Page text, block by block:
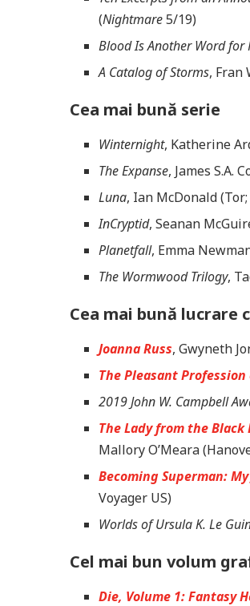
(Nightmare5/19)
Blood Is Another Word for
A Catalog of Storms, Fran
Cea mai bună serie
Winternight, Katherine
The Expanse, James S.A.
Luna, Ian McDonald
InCryptid, Seanan
Planetfall, Emma
The Wormwood Trilogy,
Cea mai bună
Joanna Russ, Gwyneth
The Pleasant
2019 John W. Campbell
The Lady from the
Mallory O’Meara
Becoming Superman:
Voyager US)
Worlds of Ursula K. Le
Cel mai bun volum
Die, Volume 1: Fantasy